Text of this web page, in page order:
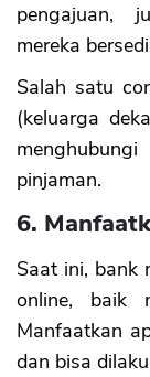
pengajuan,
mereka
Salah satu
(keluarga
pinjaman.
6.
Saat ini, bank
online, baik
Manfaatkan
dan bisa